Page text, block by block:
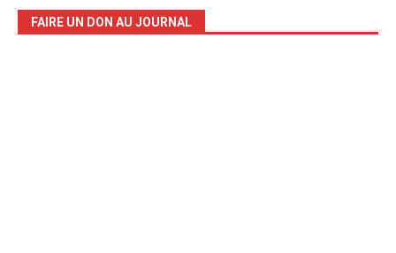
FAIRE UN DON AU JOURNAL